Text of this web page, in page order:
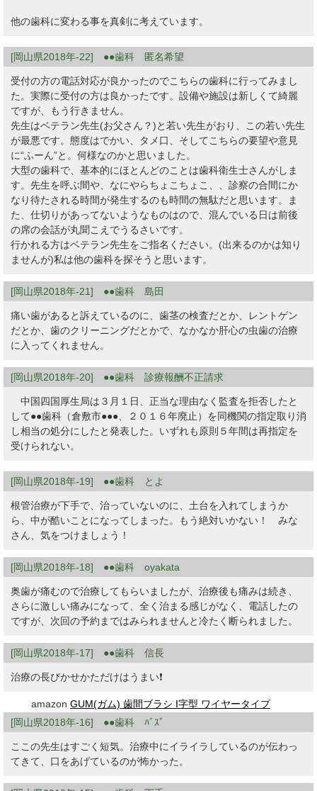
他の歯科に変わる事を真剣に考えています。
[岡山県2018年-22] ●●歯科 匿名希望
受付の方の電話対応が良かったのでこちらの歯科に行ってみまし
た。実際に受付の方は良かったです。設備や施設は新しくて綺麗
ですが、もう行きません。
先生はベテラン先生(お父さん？)と若い先生がおり、この若い先生
が最悪です。態度はでかい、タメ口、そしてこちらの要望や意見
に“ふーん”と。何様なのかと思いました。
大型の歯科で、基本的にほとんどのことは歯科衛生士さんがしま
す。先生を呼ぶ間や、なにやらちょこちょこ、、診察の合間にか
なり待たされる時間が発生するのも時間の無駄だと思います。ま
た、仕切りがあってないようなものはので、混んでいる日は前後
の席の会話が丸聞こえでうるさいです。
行かれる方はベテラン先生をご指名ください。(出来るのかは知り
ませんが)私は他の歯科を探そうと思います。
[岡山県2018年-21] ●●歯科 島田
痛い歯があると訴えているのに、歯茎の検査だとか、レントゲン
だとか、歯のクリーニングだとかで、なかなか肝心の虫歯の治療
に入ってくれません。
[岡山県2018年-20] ●●歯科 診療報酬不正請求
中国四国厚生局は３月１日、正当な理由なく監査を拒否したと
して●●歯科（倉敷市●●●、２０１６年廃止）を同機関の指定取り消
し相当の処分にしたと発表した。いずれも原則５年間は再指定を
受けられない。
[岡山県2018年-19] ●●歯科 とよ
根管治療が下手で、治っていないのに、土台を入れてしまうか
ら、中が酷いことになってしまった。もう絶対いかない！ みな
さん、気をつけましょう！
[岡山県2018年-18] ●●歯科 oyakata
奥歯が痛むので治療してもらいましたが、治療後も痛みは続き、
さらに激しい痛みになって、全く治まる感じがなく、電話したの
ですが、次回の予約まではみられませんと冷たく断られました。
[岡山県2018年-17] ●●歯科 信長
治療の長びかせかただけはうまい❗
amazonGUM(ガム) 歯間ブラシ I字型 ワイヤータイプ
[岡山県2018年-16] ●●歯科 ﾊﾞｽﾞ
ここの先生はすごく短気。治療中にイライラしているのが伝わっ
てきて、口をあげているのが怖かった。